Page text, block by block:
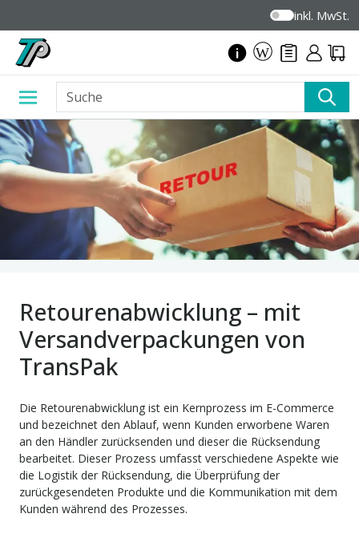
inkl. MwSt.
Retourenabwicklung – mit
Versandverpackungen von
TransPak
Die Retourenabwicklung ist ein Kernprozess im E-Commerce
und bezeichnet den Ablauf, wenn Kunden erworbene Waren
an den Händler zurücksenden und dieser die Rücksendung
bearbeitet. Dieser Prozess umfasst verschiedene Aspekte wie
die Logistik der Rücksendung, die Überprüfung der
zurückgesendeten Produkte und die Kommunikation mit dem
Kunden während des Prozesses.